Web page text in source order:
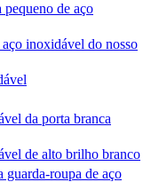
de aço
inoxidável do nosso
da porta branca
de alto brilho branco
guarda-roupa de aço